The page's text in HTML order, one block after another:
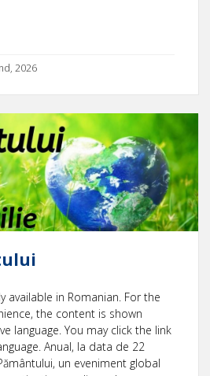
2026
available in Romanian. For the
the content is shown
language. You may click the link
Anual, la data de 22
un eveniment global